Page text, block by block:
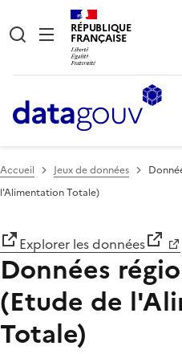
RÉPUBLIQUE
FRANÇAISE
Accueil Jeux de données
l'Alimentation Totale)
Explorer les données
Données
(Etude de
Totale)